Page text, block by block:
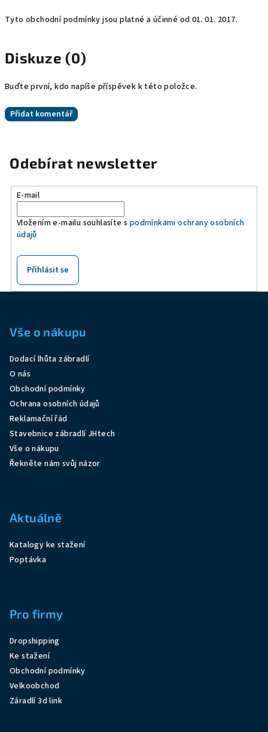
Tyto obchodní podmínky jsou platné a účinné od 01. 01. 2017.
Diskuze (0)
Buďte první, kdo napíše příspěvek k této položce.
Přidat komentář
Odebírat newsletter
E-mail
Vložením e-mailu souhlasíte s podmínkami ochrany osobních
údajů
Přihlásit se
Vše o nákupu
Dodací lhůta zábradlí
O nás
Obchodní podmínky
Ochrana osobních údajů
Reklamační řád
Stavebnice zábradlí JHtech
Vše o nákupu
Řekněte nám svůj názor
Aktuálně
Katalogy ke stažení
Poptávka
Pro firmy
Dropshipping
Ke stažení
Obchodní podmínky
Velkoobchod
Záradlí 3d link